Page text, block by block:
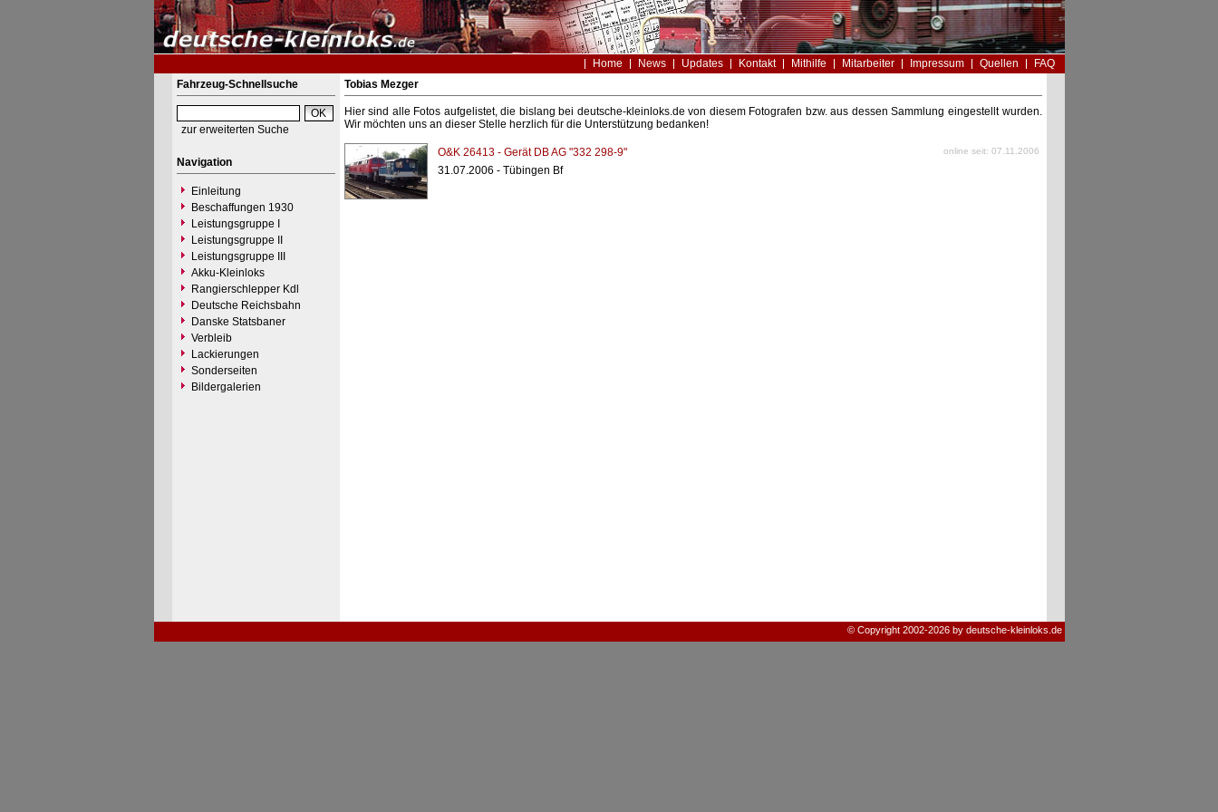
Home News Updates Kontakt Mithilfe Mitarbeiter Impressum Quellen
FAQ
Fahrzeug-Schnellsuche
zur erweiterten Suche
Navigation
Einleitung
Beschaffungen 1930
Leistungsgruppe I
Leistungsgruppe II
Leistungsgruppe III
Akku-Kleinloks
Rangierschlepper Kdl
Deutsche Reichsbahn
Danske Statsbaner
Verbleib
Lackierungen
Sonderseiten
Bildergalerien
Tobias Mezger
Hier sind alle Fotos aufgelistet, die bislang bei deutsche-kleinloks.de von diesem Fotografen bzw. aus dessen Sammlung eingestellt wurden.
Wir möchten uns an dieser Stelle herzlich für die Unterstützung bedanken!
O&K 26413 - Gerät DB AG "332 298-9" online seit: 07.11.2006
31.07.2006 - Tübingen Bf
© Copyright 2002-2026 by deutsche-kleinloks.de